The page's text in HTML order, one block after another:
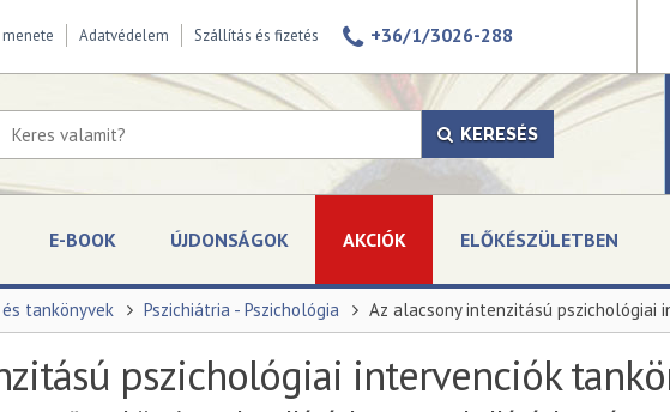
Adatvédelem Szállítás és fizetés +36/1/3026-288
KERESÉS
E-BOOK ÚJDONSÁGOK AKCIÓK ELŐKÉSZÜLETBEN
és tankönyvek Pszichiátria - Pszichológia Az alacsony intenzitású pszichológiai
pszichológiai intervenciók